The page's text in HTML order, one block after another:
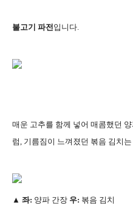
불고기 파전입니다.
매운 고추를 함께 넣어 매콤했던
럼, 기름짐이 느껴졌던 볶음 김치
▲ 좌: 양파 간장 우: 볶음 김치